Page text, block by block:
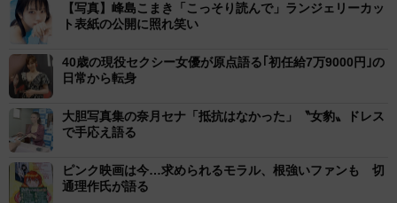
【写真】峰島こまき「こっそり読んで」ランジェリーカッ
ト表紙の公開に照れ笑い
40歳の現役セクシー女優が原点語る｢初任給7万9000円｣の
日常から転身
大胆写真集の奈月セナ「抵抗はなかった」〝女豹〟ドレス
で手応え語る
ピンク映画は今…求められるモラル、根強いファンも 切
通理作氏が語る